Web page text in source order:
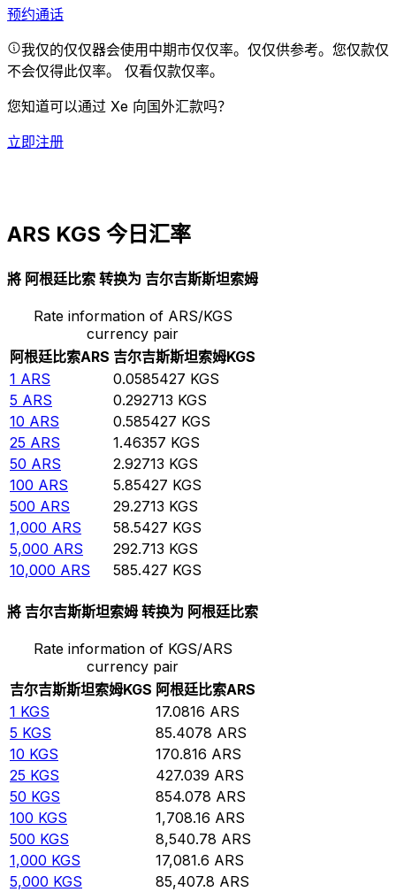
预约通话
我仅的仅仅器会使用中期市仅仅率。仅仅供参考。您仅款仅
不会仅得此仅率。 仅看仅款仅率。
您知道可以通过 Xe 向国外汇款吗？
立即注册
ARS KGS 今日汇率
將 阿根廷比索 转换为 吉尔吉斯斯坦索姆
Rate information of ARS/KGS
currency pair
阿根廷比索ARS 吉尔吉斯斯坦索姆KGS
1 ARS 0.0585427 KGS
5 ARS 0.292713 KGS
10 ARS 0.585427 KGS
25 ARS 1.46357 KGS
50 ARS 2.92713 KGS
100 ARS 5.85427 KGS
500 ARS 29.2713 KGS
1,000 ARS 58.5427 KGS
5,000 ARS 292.713 KGS
10,000 ARS 585.427 KGS
將 吉尔吉斯斯坦索姆 转换为 阿根廷比索
Rate information of KGS/ARS
currency pair
吉尔吉斯斯坦索姆KGS 阿根廷比索ARS
1 KGS 17.0816 ARS
5 KGS 85.4078 ARS
10 KGS 170.816 ARS
25 KGS 427.039 ARS
50 KGS 854.078 ARS
100 KGS 1,708.16 ARS
500 KGS 8,540.78 ARS
1,000 KGS 17,081.6 ARS
5,000 KGS 85,407.8 ARS